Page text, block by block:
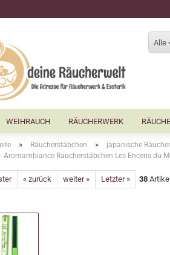
Alle
WEIHRAUCH RÄUCHERWERK
» Räucherstäbchen » japanische
Aromambiance Räucherstäbchen Les Encens du
« zurück weiter » Letzter » 38